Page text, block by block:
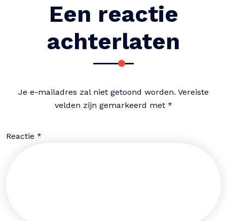
Een reactie
achterlaten
Je e-mailadres zal niet getoond worden. Vereiste
velden zijn gemarkeerd met *
Reactie *